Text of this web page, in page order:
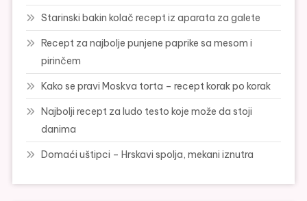
Starinski bakin kolač recept iz aparata za galete
Recept za najbolje punjene paprike sa mesom i
pirinčem
Kako se pravi Moskva torta – recept korak po korak
Najbolji recept za ludo testo koje može da stoji
danima
Domaći uštipci – Hrskavi spolja, mekani iznutra